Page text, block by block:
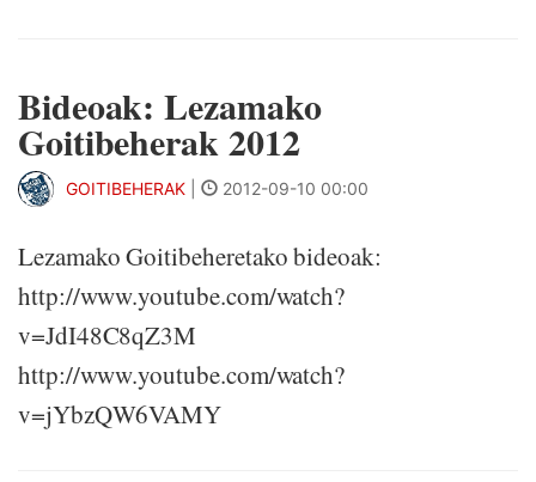
Bideoak: Lezamako
Goitibeherak 2012
GOITIBEHERAK 2012-09-10 00:00
Lezamako Goitibeheretako bideoak:
http://www.youtube.com/watch?
v=JdI48C8qZ3M
http://www.youtube.com/watch?
v=jYbzQW6VAMY